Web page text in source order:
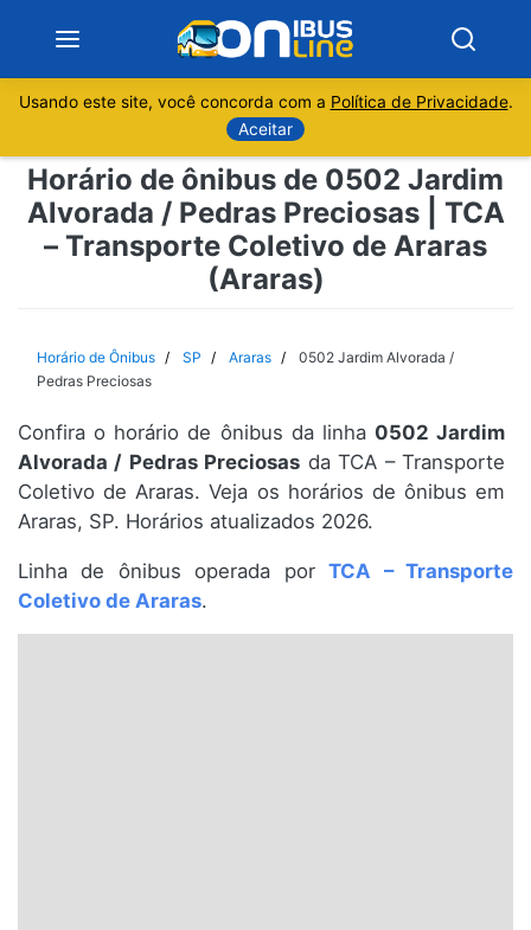
Sobre
Minas Gerais
Rio de Janeiro
Espírito Santo
Paraná
Rio Grande do Sul
Usando este site, você concorda com a Política de Privacidade.
Aceitar
Horário de ônibus de 0502 Jardim
Alvorada / Pedras Preciosas | TCA
– Transporte Coletivo de Araras
(Araras)
Horário de Ônibus SP Araras
0502 Jardim Alvorada /
Pedras Preciosas
Confira o horário de ônibus da linha 0502 Jardim
Alvorada / Pedras Preciosas da TCA – Transporte
Coletivo de Araras. Veja os horários de ônibus em
Araras, SP. Horários atualizados 2026.
Linha de ônibus operada porTCA – Transporte
Coletivo de Araras.